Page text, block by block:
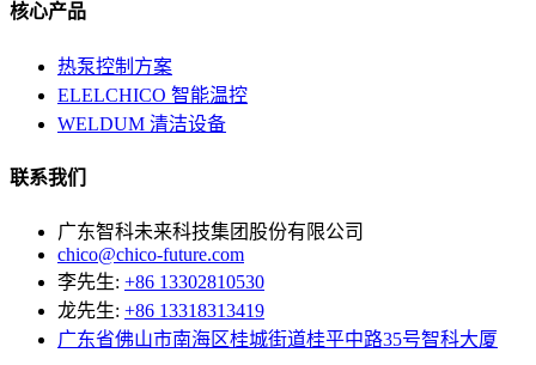
核心产品
热泵控制方案
ELELCHICO 智能温控
WELDUM 清洁设备
联系我们
广东智科未来科技集团股份有限公司
chico@chico-future.com
李先生: +86 13302810530
龙先生: +86 13318313419
广东省佛山市南海区桂城街道桂平中路35号智科大厦